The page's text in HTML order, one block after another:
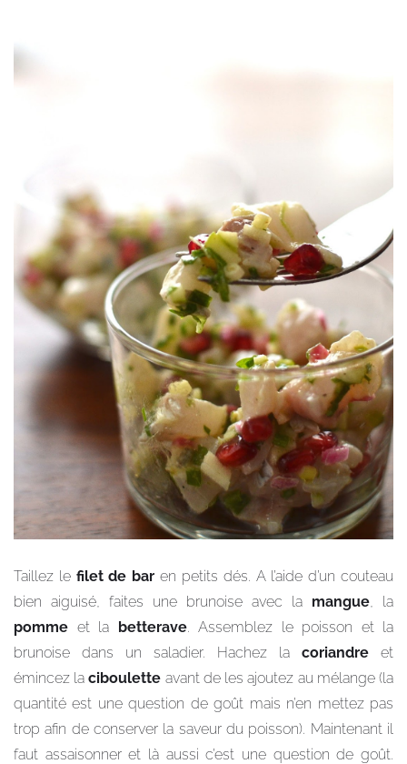
Taillez le filet de bar en petits dés. A l’aide d’un couteau
bien aiguisé, faites une brunoise avec la mangue , la
pomme et la betterave. Assemblez le poisson et la
brunoise dans un saladier. Hachez la coriandre et
émincez laciboulette avant de les ajoutez au mélange (la
quantité est une question de goût mais n’en mettez pas
trop afin de conserver la saveur du poisson). Maintenant il
faut assaisonner et là aussi c’est une question de goût.